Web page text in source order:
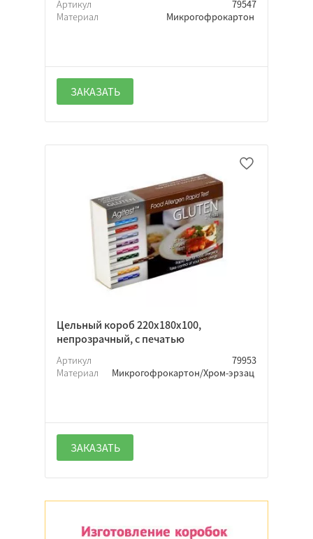
Белый
Артикул
79547
Материал
Микрогофрокартон
ЗАКАЗАТЬ
Цельный короб 220х180х100,
непрозрачный, с печатью
Артикул
79953
Материал
Микрогофрокартон/Хром-эрзац
ЗАКАЗАТЬ